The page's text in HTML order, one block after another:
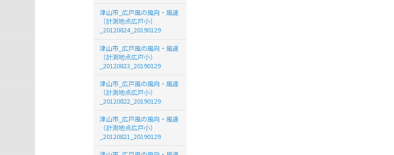
津山市_広戸風の風向・風速
（計測地点広戸小）
_20120824_20190129
津山市_広戸風の風向・風速
（計測地点広戸小）
_20120823_20190129
津山市_広戸風の風向・風速
（計測地点広戸小）
_20120822_20190129
津山市_広戸風の風向・風速
（計測地点広戸小）
_20120821_20190129